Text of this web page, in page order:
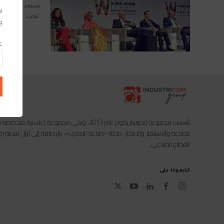
تأسست مجموعة إندوستريكوم عام 2013، وهي مجموعة
للصناعة والاستثمار والابتكار: مجلة «صناعة المغرب»، بالإضافة إلى أول
القطاع الصناعي.
تابعونا على